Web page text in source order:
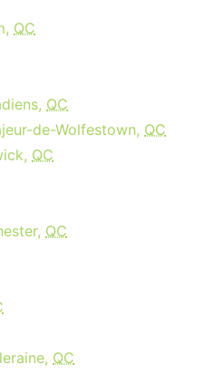
QC
QC
de-Wolfestown, QC
QC
QC
QC